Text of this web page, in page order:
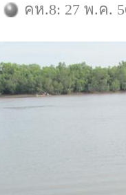
คห.8: 27 พ.ค.